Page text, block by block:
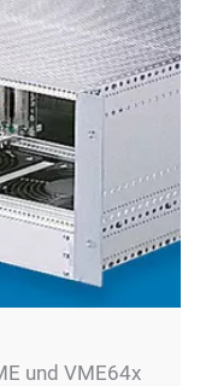
und VME64x